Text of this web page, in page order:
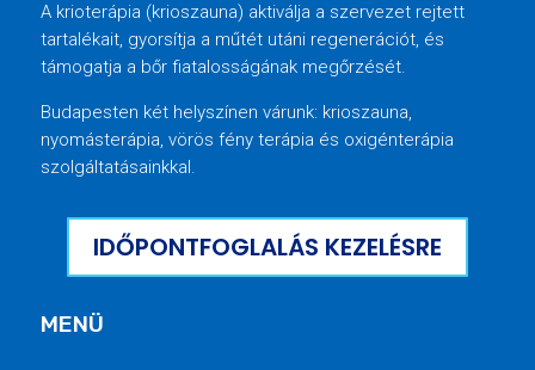
A krioterápia (krioszauna) aktiválja a szervezet rejtett
tartalékait, gyorsítja a műtét utáni regenerációt, és
támogatja a bőr fiatalosságának megőrzését.
Budapesten két helyszínen várunk: krioszauna,
nyomásterápia, vörös fény terápia és oxigénterápia
szolgáltatásainkkal.
IDŐPONTFOGLALÁS KEZELÉSRE
MENÜ